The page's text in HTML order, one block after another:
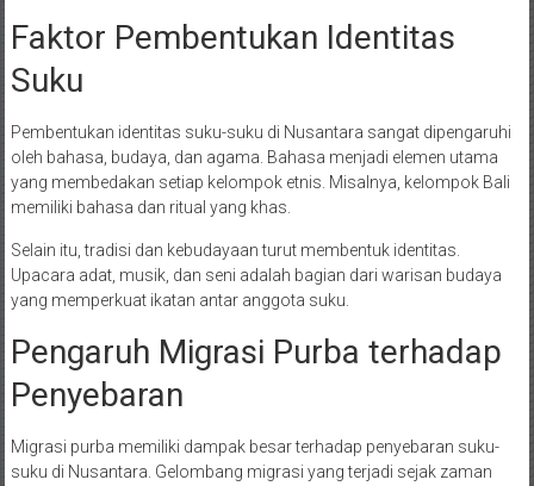
Faktor Pembentukan Identitas
Suku
Pembentukan identitas suku-suku di Nusantara sangat dipengaruhi
oleh bahasa, budaya, dan agama. Bahasa menjadi elemen utama
yang membedakan setiap kelompok etnis. Misalnya, kelompok Bali
memiliki bahasa dan ritual yang khas.
Selain itu, tradisi dan kebudayaan turut membentuk identitas.
Upacara adat, musik, dan seni adalah bagian dari warisan budaya
yang memperkuat ikatan antar anggota suku.
Pengaruh Migrasi Purba terhadap
Penyebaran
Migrasi purba memiliki dampak besar terhadap penyebaran suku-
suku di Nusantara. Gelombang migrasi yang terjadi sejak zaman